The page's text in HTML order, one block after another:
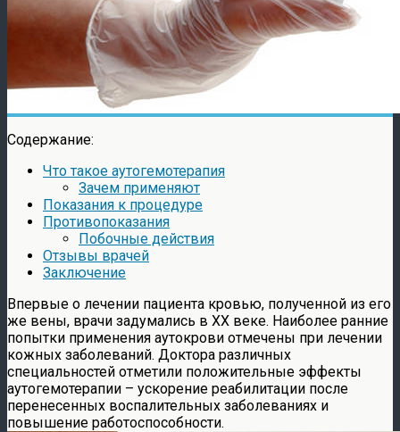
Содержание:
Что такое аутогемотерапия
Зачем применяют
Показания к процедуре
Противопоказания
Побочные действия
Отзывы врачей
Заключение
Впервые о лечении пациента кровью, полученной из его
же вены, врачи задумались в ХХ веке. Наиболее ранние
попытки применения аутокрови отмечены при лечении
кожных заболеваний. Доктора различных
специальностей отметили положительные эффекты
аутогемотерапии – ускорение реабилитации после
перенесенных воспалительных заболеваниях и
повышение работоспособности.